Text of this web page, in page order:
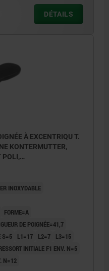
DÉTAILS
À EXCENTRIQU T.
KONTERMUTTER,
POLI,
INOXYDABLE
FORME=A
DE POIGNÉE=41,7
S=5 L1=17 L2=7
L3=15
INITIALE F1 ENV. N=5
N=12